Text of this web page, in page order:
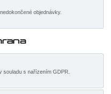
objednávky.
souladu s nařízením GDPR.